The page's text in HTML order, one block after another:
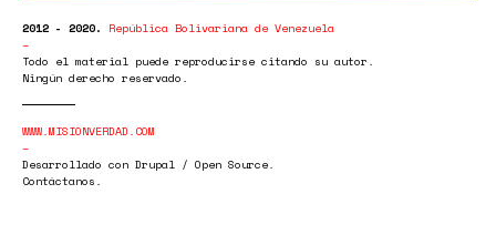
2012 - 2020. República Bolivariana de Venezuela
Todo el material puede reproducirse citando su autor.
Ningún derecho reservado.
WWW.MISIONVERDAD.COM
Desarrollado con Drupal / Open Source.
Contáctanos.